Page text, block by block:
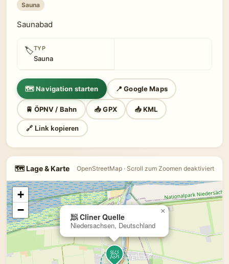
Sauna
Saunabad
🏷TYP
Sauna
🗺 Navigation starten 📍 Google Maps
🚆 ÖPNV / Bahn 📥 GPX 📥 KML
🔗 Link kopieren
🗺 Lage & Karte OpenStreetMap · Scroll zum Zoomen deaktiviert
🧖
🧖 Cliner Quelle
Niedersachsen, Deutschland
×
+
−